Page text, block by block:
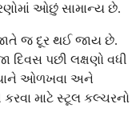
ઓછું સામાન્ય છે.
જાતે જ દૂર થઈ જાય છે.
દિવસ પછી લક્ષણો વધી
ઓળખવા અને
માટે સ્ટૂલ કલ્ચરનો